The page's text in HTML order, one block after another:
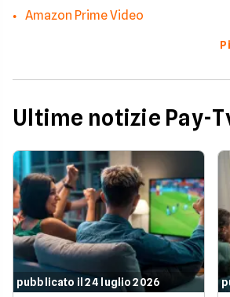
Amazon Prime Video
Ultime notizie Pay-
pubblicato il 24 luglio 2026